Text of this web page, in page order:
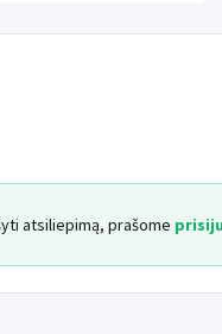
atsiliepimą, prašome